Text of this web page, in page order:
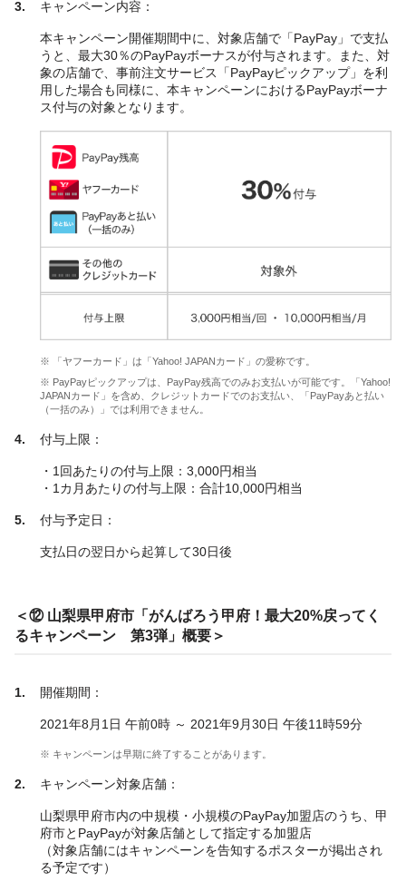
キャンペーン内容：
本キャンペーン開催期間中に、対象店舗で「PayPay」で支払
うと、最大30％のPayPayボーナスが付与されます。また、対
象の店舗で、事前注文サービス「PayPayピックアップ」を利
用した場合も同様に、本キャンペーンにおけるPayPayボーナ
ス付与の対象となります。
※ 「ヤフーカード」は「Yahoo! JAPANカード」の愛称です。
※ PayPayピックアップは、PayPay残高でのみお支払いが可能です。「Yahoo!
JAPANカード」を含め、クレジットカードでのお支払い、「PayPayあと払い
（一括のみ）」では利用できません。
付与上限：
・1回あたりの付与上限：3,000円相当
・1カ月あたりの付与上限：合計10,000円相当
付与予定日：
支払日の翌日から起算して30日後
＜⑫ 山梨県甲府市「がんばろう甲府！最大20%戻ってく
るキャンペーン 第3弾」概要＞
開催期間：
2021年8月1日 午前0時 ～ 2021年9月30日 午後11時59分
※ キャンペーンは早期に終了することがあります。
キャンペーン対象店舗：
山梨県甲府市内の中規模・小規模のPayPay加盟店のうち、甲
府市とPayPayが対象店舗として指定する加盟店
（対象店舗にはキャンペーンを告知するポスターが掲出され
る予定です）